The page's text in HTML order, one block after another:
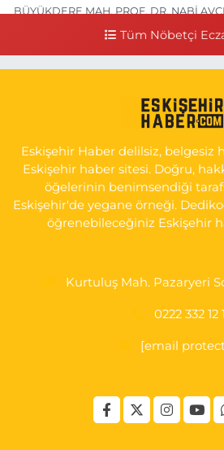
BÜYÜKDERE MAH. PROF. DR. NABİ
YENİDOĞAN MH.ŞEHİT SERKAN
0 (222) 237 75 17 Yol Tarifi Al
Tüm Nöbetçi
Eskişehir Haber delilsiz, belgesiz
Eskişehir haber sitesi. Doğru,
öğelerinin benimsendiği
Eskişehir'de yegane örneği.
öğrenebileceğiniz Eskişehir
Kurtuluş Mah. Pazaryeri
0222 332 12
[email